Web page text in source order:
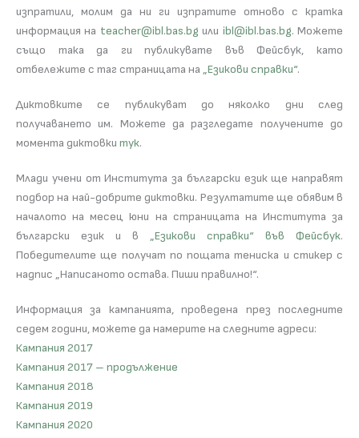
изпратили, молим да ни ги изпратите отново с кратка
информация на teacher@ibl.bas.bg или ibl@ibl.bas.bg. Можете
също така да ги публикувате във Фейсбук, като
отбележите с таг страницата на „Езикови справки“.
Диктовките се публикуват до няколко дни след
получаването им. Можете да разгледате получените до
момента диктовки тук.
Млади учени от Института за български език ще направят
подбор на най-добрите диктовки. Резултатите ще обявим в
началото на месец юни на страницата на Института за
български език и в „Езикови справки“ във Фейсбук.
Победителите ще получат по пощата тениска и стикер с
надпис „Написаното остава. Пиши правилно!“.
Информация за кампанията, проведена през последните
седем години, можете да намерите на следните адреси:
Кампания 2017
Кампания 2017 – продължение
Кампания 2018
Кампания 2019
Кампания 2020